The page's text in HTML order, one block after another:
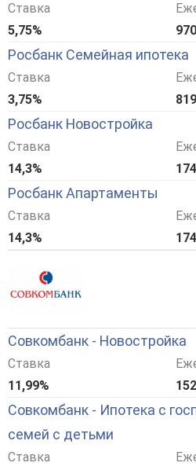
Ставка
5,75%
Росбанк Семейная ипотека
Ставка
3,75%
Росбанк Новостройка
Ставка
14,3%
Росбанк Апартаменты
Ставка
14,3%
Совкомбанк - Новостройка
Ставка
11,99%
Совкомбанк - Ипотека с
семей с детьми
Ставка